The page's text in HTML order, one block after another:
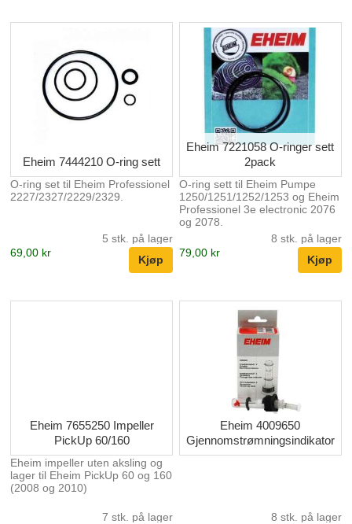
Eheim 7444210 O-ring sett
O-ring set til Eheim Professionel
2227/2327/2229/2329.
5 stk. på lager
69,00 kr
Eheim 7221058 O-ringer sett
2pack
O-ring sett til Eheim Pumpe
1250/1251/1252/1253 og Eheim
Professionel 3e electronic 2076
og 2078.
8 stk. på lager
79,00 kr
Eheim 7655250 Impeller
PickUp 60/160
Eheim impeller uten aksling og
lager til Eheim PickUp 60 og 160
(2008 og 2010)
7 stk. på lager
Eheim 4009650
Gjennomstrømningsindikator
8 stk. på lager